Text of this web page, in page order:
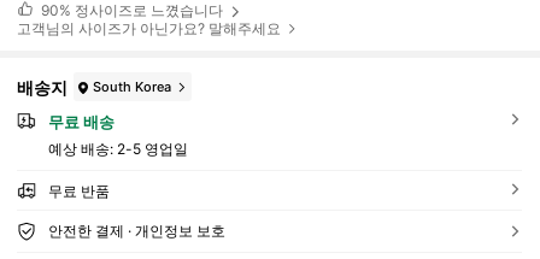
90% 정사이즈로 느꼈습니다
고객님의 사이즈가 아닌가요? 말해주세요
배송지 South Korea
무료 배송
예상 배송: 2-5 영업일
무료 반품
안전한 결제 · 개인정보 보호